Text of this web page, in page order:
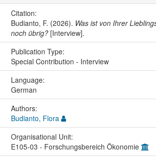
Citation:
Budianto, F. (2026). Was ist von Ihrer
noch übrig?[Interview].
Publication Type:
Special Contribution - Interview
Language:
German
Authors:
Budianto, Flora
Organisational Unit:
E105-03 - Forschungsbereich Ökonomie